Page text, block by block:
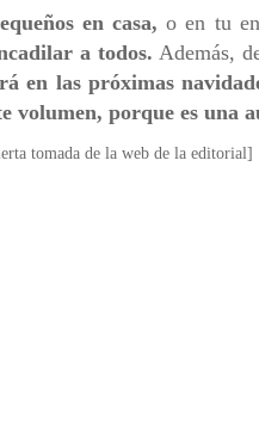
en casa, o en tu
a todos. Además,
en las próximas
volumen, porque es una
tomada de la web de la editorial]